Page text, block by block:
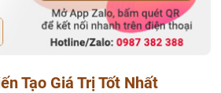
Tạo Giá Trị Tốt Nhất